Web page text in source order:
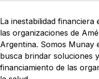
La inestabilidad
las organizaciones de
Argentina. Somos Munay
busca brindar soluciones
financiamiento de las